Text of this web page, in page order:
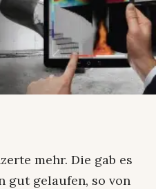
mehr. Die gab es
gut gelaufen, so von